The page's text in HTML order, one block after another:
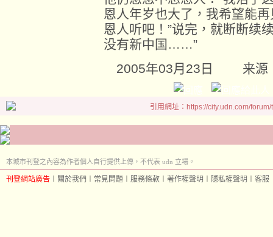
恩人年岁也大了，我希望能
恩人听吧！”说完，就断断续
没有新中国……”
2005年03月23日 来源
引用網址：https://city.udn.com/
本城市刊登之內容為作者個人自行提供上傳，不代表 udn 立場。
刊登網站廣告 關於我們 常見問題 服務條款 著作權聲明 隱私權聲明 客服